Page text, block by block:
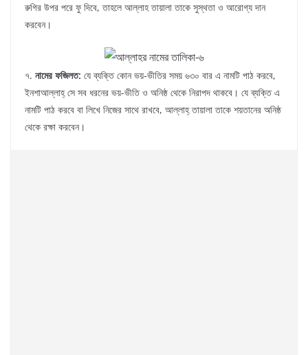
রুগির উপর পরে ফু দিবে, তাহলে আল্লাহ তায়ালা তাকে সুস্থতা ও আরোগ্য দান
করবেন।
৭. নামের ফজিলত: যে ব্যক্তি কোন ভয়-ভীতির সময় ৬৩০ বার এ নামটি পাঠ করবে,
ইনশাআল্লাহ্‌ সে সব ধরনের ভয়-ভীতি ও অনিষ্ঠ থেকে নিরাপদ থাকবে। যে ব্যক্তি এ
নামটি পাঠ করবে বা লিখে নিজের সাথে রাখবে, আল্লাহ্‌ তায়ালা তাকে শয়তানের অনিষ্ঠ
থেকে রক্ষা করবেন।